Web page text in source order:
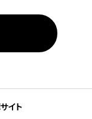
イト